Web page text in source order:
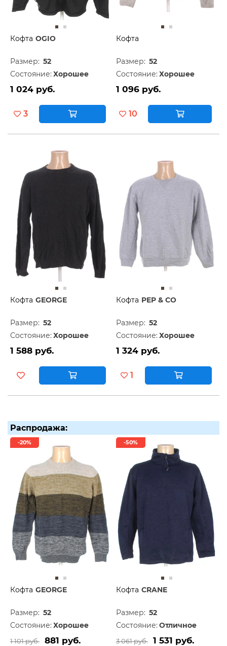
Кофта OGIO
Размер: 52
Состояние: Хорошее
1 024 руб.
3
Кофта
Размер: 52
Состояние: Хорошее
1 096 руб.
10
Кофта GEORGE
Размер: 52
Состояние: Хорошее
1 588 руб.
Кофта PEP & CO
Размер: 52
Состояние: Хорошее
1 324 руб.
1
Распродажа:
-20%
Кофта GEORGE
Размер: 52
Состояние: Хорошее
1 101 руб. 881 руб.
-50%
Кофта CRANE
Размер: 52
Состояние: Отличное
3 061 руб. 1 531 руб.